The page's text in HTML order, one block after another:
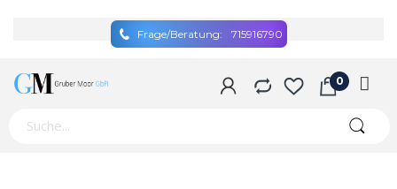
Frage/Beratung: 715916790